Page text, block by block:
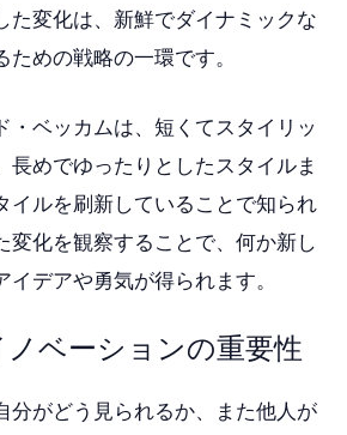
た変化は、新鮮でダイナミックな
めの戦略の一環です。
・ベッカムは、短くてスタイリッ
長めでゆったりとしたスタイルま
イルを刷新していることで知られ
変化を観察することで、何か新し
デアや勇気が得られます。
ベーションの重要性
分がどう見られるか、また他人が